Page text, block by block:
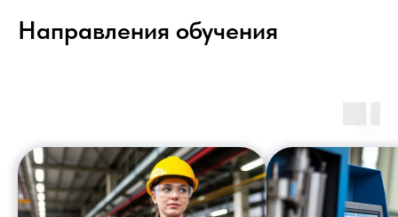
Направления обучения